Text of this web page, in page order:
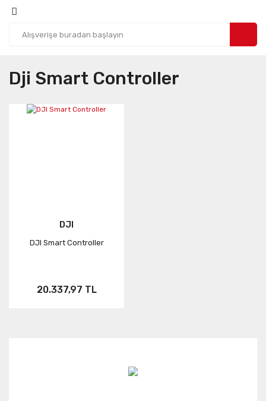
Dji Smart Controller
DJI
DJI Smart Controller
20.337,97 TL